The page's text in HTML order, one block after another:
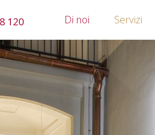
Di noi Servizi
120